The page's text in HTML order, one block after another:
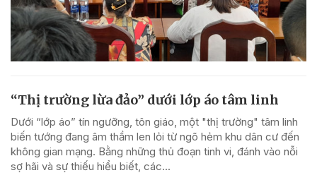
“Thị trường lừa đảo” dưới lớp áo tâm linh
Dưới “lớp áo” tín ngưỡng, tôn giáo, một "thị trường" tâm linh
biến tướng đang âm thầm len lỏi từ ngõ hẻm khu dân cư đến
không gian mạng. Bằng những thủ đoạn tinh vi, đánh vào nỗi
sợ hãi và sự thiếu hiểu biết, các...